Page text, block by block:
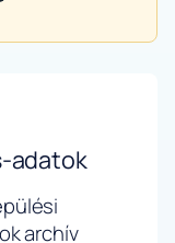
adatok
archív